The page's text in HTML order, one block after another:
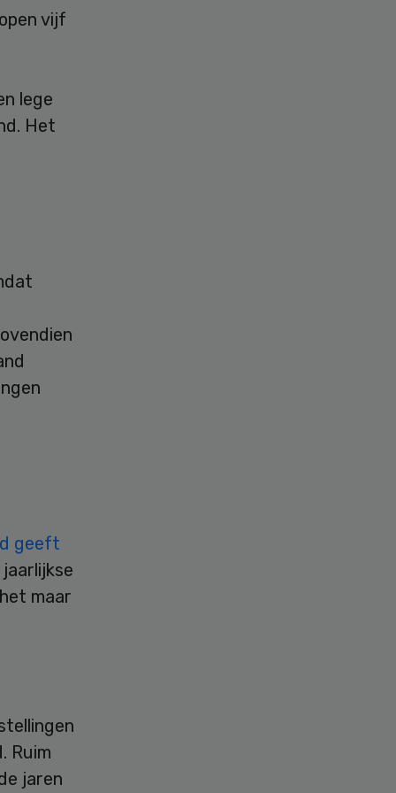
vijf
lege
Het
geeft
maar
Ruim
jaren